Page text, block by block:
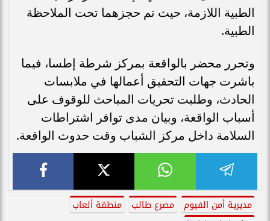
الطبية اللازمة، حيث تم حجزهما تحت الملاحظة
الطبية.
وتحرر محضر بالواقعة بمركز شرطة إطسا، فيما
باشرت جهات التحقيق أعمالها في ملابسات
الحادث، وطلبت تحريات المباحث للوقوف على
أسباب الواقعة، وبيان مدى توافر اشتراطات
السلامة داخل مركز الشباب وقت حدوث الواقعة.
مديرية أمن الفيوم مصرع طالب
منطقة ألعاب